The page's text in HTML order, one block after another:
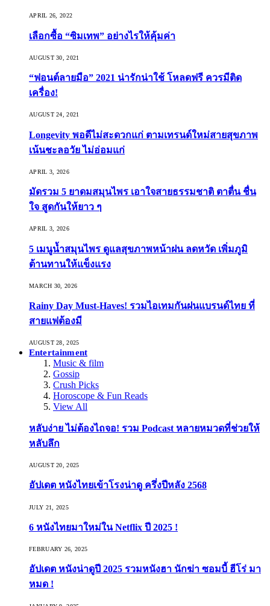
APRIL 26, 2022
เลือกซื้อ “ซิมเทพ” อย่างไรให้คุ้มค่า
AUGUST 30, 2021
“ฟอนต์ลายมือ” 2021 น่ารักน่าใช้ โหลดฟรี ควรมีติด
เครื่อง!
AUGUST 24, 2021
Longevity พอดีไม่สะดวกแก่ ตามเทรนด์ใหม่สายสุขภาพ
เน้นชะลอวัย ไม่อ่อมแก่
APRIL 3, 2026
มัดรวม 5 ยาดมสมุนไพร เอาใจสายธรรมชาติ ตาตื่น ชื่น
ใจ สูดกันให้ยาว ๆ
APRIL 3, 2026
5 เมนูน้ำสมุนไพร ดูแลสุขภาพหน้าฝน ลดหวัด เพิ่มภูมิ
ต้านทานให้แข็งแรง
MARCH 30, 2026
Rainy Day Must-Haves! รวมไอเทมกันฝนแบรนด์ไทย ที่
สายแฟต้องมี
AUGUST 28, 2025
Entertainment
Music & film
Gossip
Crush Picks
Horoscope & Fun Reads
View All
หลับง่าย ไม่ต้องไถจอ! รวม Podcast หลายหมวดที่ช่วยให้
หลับลึก
AUGUST 20, 2025
อัปเดต หนังไทยเข้าโรงน่าดู ครึ่งปีหลัง 2568
JULY 21, 2025
6 หนังไทยมาใหม่ใน Netflix ปี 2025 !
FEBRUARY 26, 2025
อัปเดต หนังน่าดูปี 2025 รวมหนังฮา นักฆ่า ซอมบี้ ฮีโร่ มา
หมด !